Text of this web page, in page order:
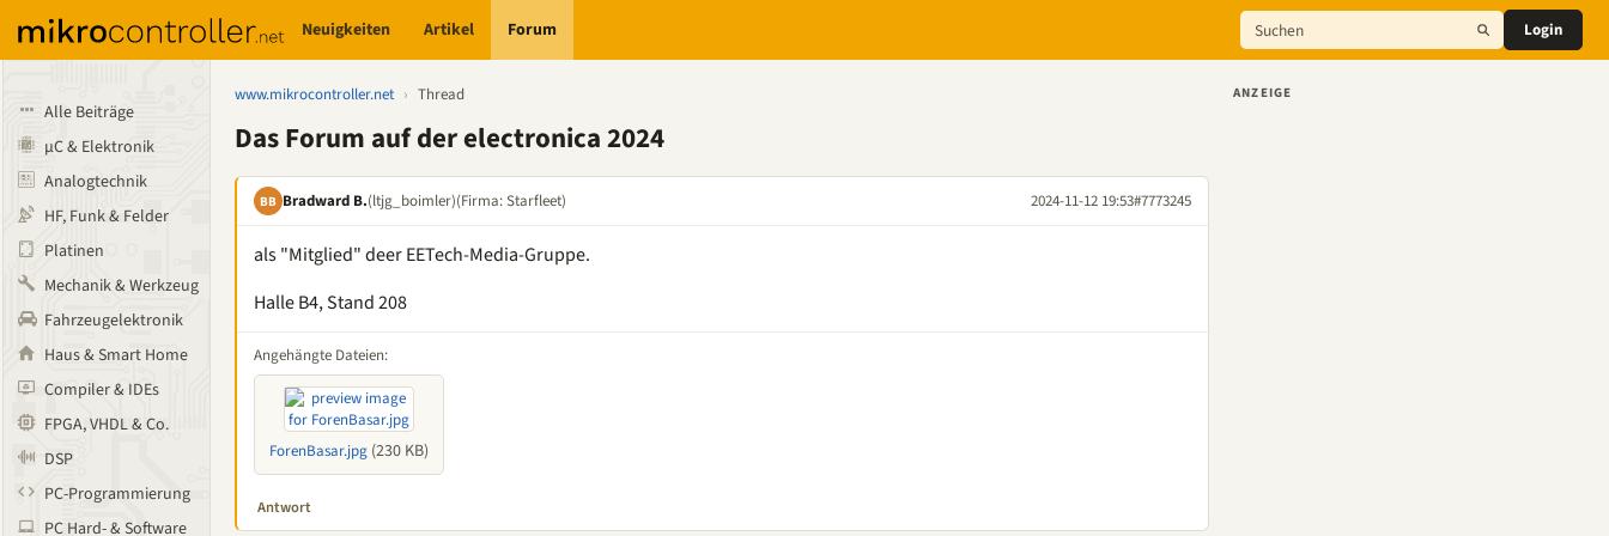
Neuigkeiten Artikel Forum Login
Alle Beiträge
µC & Elektronik
Analogtechnik
HF, Funk & Felder
Platinen
Mechanik & Werkzeug
Fahrzeugelektronik
Haus & Smart Home
Compiler & IDEs
FPGA, VHDL & Co.
DSP
PC-Programmierung
PC Hard- & Software
www.mikrocontroller.net › Thread
Das Forum auf der electronica 2024
BB Bradward B.(ltjg_boimler)(Firma: Starfleet) 2024-11-12 19:53#7773245
als "Mitglied" deer EETech-Media-Gruppe.
Halle B4, Stand 208
Angehängte Dateien:
ForenBasar.jpg (230 KB)
Antwort
ANZEIGE